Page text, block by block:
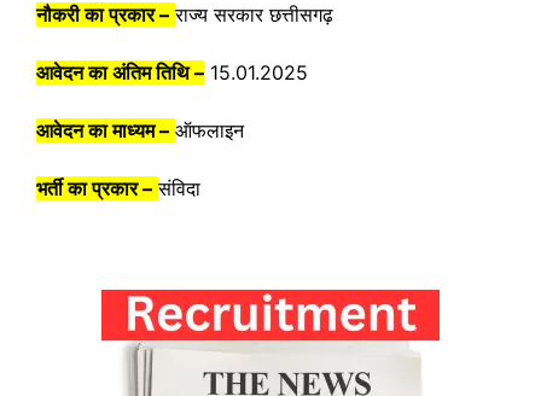
नौकरी का प्रकार – राज्य सरकार छत्तीसगढ़
आवेदन का अंतिम तिथि – 15.01.2025
आवेदन का माध्यम – ऑफलाइन
भर्ती का प्रकार – संविदा